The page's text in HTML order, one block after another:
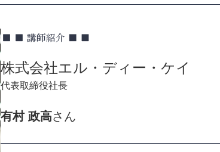
株式会社エル・ディー・ケイ
代表取締役社長
有村 政高さん